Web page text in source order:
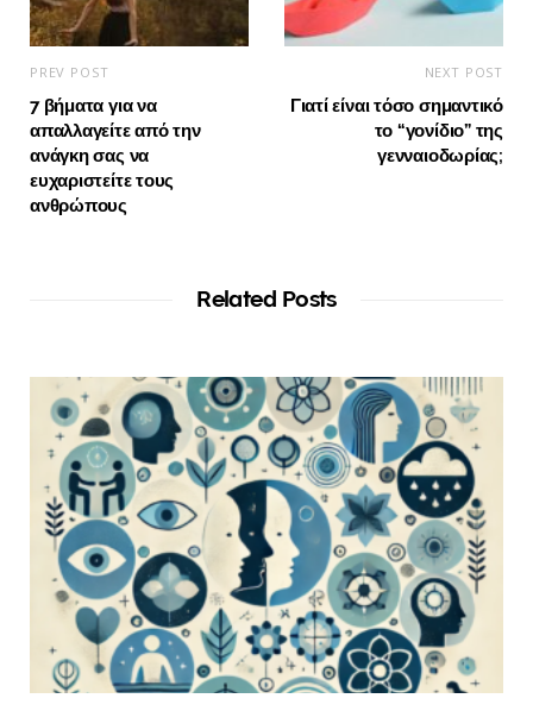
PREV POST
7 βήματα για να
απαλλαγείτε από την
ανάγκη σας να
ευχαριστείτε τους
ανθρώπους
NEXT POST
Γιατί είναι τόσο σημαντικό
το “γονίδιο” της
γενναιοδωρίας;
Related Posts